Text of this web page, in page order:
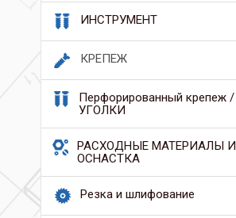
ИНСТРУМЕНТ
КРЕПЕЖ
Перфорированный крепеж /
УГОЛКИ
РАСХОДНЫЕ МАТЕРИАЛЫ И
ОСНАСТКА
Резка и шлифование